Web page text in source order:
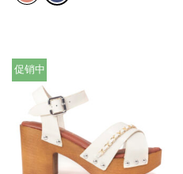
促销中